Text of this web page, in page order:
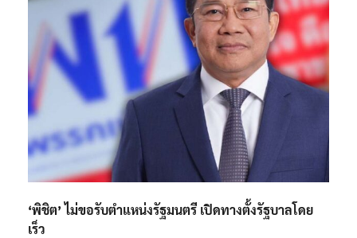
‘พิชิต’ ไม่ขอรับตำแหน่งรัฐมนตรี เปิดทางตั้งรัฐบาลโดย
เร็ว